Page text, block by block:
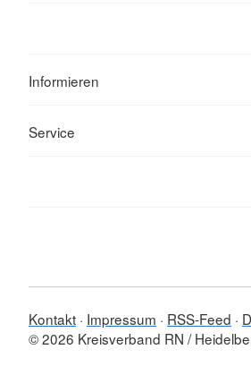
Informieren
Service
Kontakt Impressum RSS-Feed
© 2026 Kreisverband RN /